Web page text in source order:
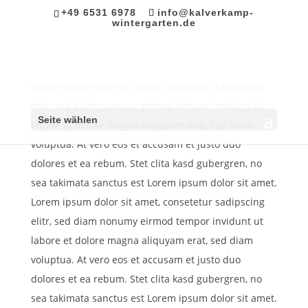
+49 6531 6978
info@kalverkamp-
wintergarten.de
Seite wählen
labore et dolore magna aliquyam erat, sed diam
voluptua. At vero eos et accusam et justo duo
dolores et ea rebum. Stet clita kasd gubergren, no
sea takimata sanctus est Lorem ipsum dolor sit amet.
Lorem ipsum dolor sit amet, consetetur sadipscing
elitr, sed diam nonumy eirmod tempor invidunt ut
labore et dolore magna aliquyam erat, sed diam
voluptua. At vero eos et accusam et justo duo
dolores et ea rebum. Stet clita kasd gubergren, no
sea takimata sanctus est Lorem ipsum dolor sit amet.